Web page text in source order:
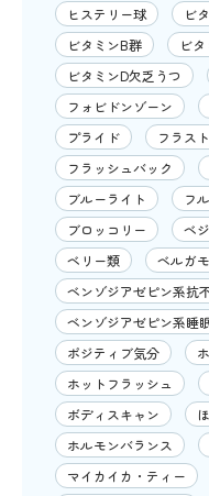
ヒステリー球
ビ
ビタミンB群
ビ
ビタミンD欠乏うつ
フォビドンゾーン
プライド
フラス
フラッシュバック
ブルーライト
フ
ブロッコリー
ベ
ベリー類
ベルガ
ベンゾジアゼピン系抗
ベンゾジアゼピン系睡
ポジティブ気分
ホットフラッシュ
ボディスキャン
ホルモンバランス
マイカイカ・ティー